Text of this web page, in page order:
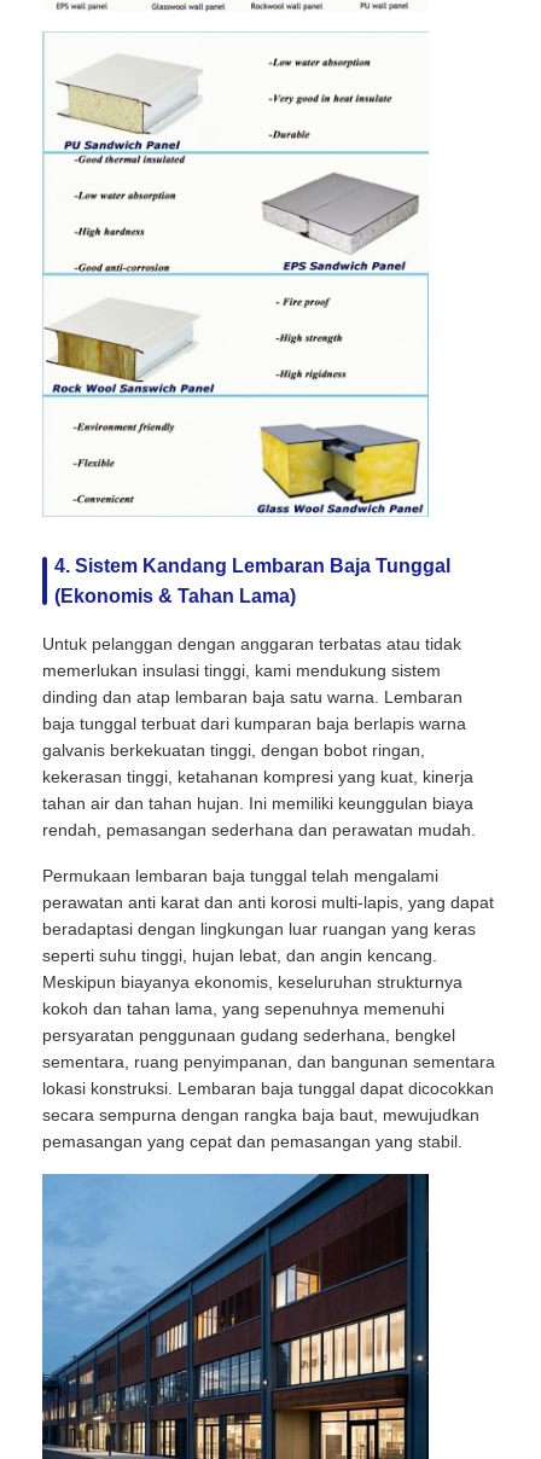
4. Sistem Kandang Lembaran Baja Tunggal
(Ekonomis & Tahan Lama)
Untuk pelanggan dengan anggaran terbatas atau tidak
memerlukan insulasi tinggi, kami mendukung sistem
dinding dan atap lembaran baja satu warna. Lembaran
baja tunggal terbuat dari kumparan baja berlapis warna
galvanis berkekuatan tinggi, dengan bobot ringan,
kekerasan tinggi, ketahanan kompresi yang kuat, kinerja
tahan air dan tahan hujan. Ini memiliki keunggulan biaya
rendah, pemasangan sederhana dan perawatan mudah.
Permukaan lembaran baja tunggal telah mengalami
perawatan anti karat dan anti korosi multi-lapis, yang dapat
beradaptasi dengan lingkungan luar ruangan yang keras
seperti suhu tinggi, hujan lebat, dan angin kencang.
Meskipun biayanya ekonomis, keseluruhan strukturnya
kokoh dan tahan lama, yang sepenuhnya memenuhi
persyaratan penggunaan gudang sederhana, bengkel
sementara, ruang penyimpanan, dan bangunan sementara
lokasi konstruksi. Lembaran baja tunggal dapat dicocokkan
secara sempurna dengan rangka baja baut, mewujudkan
pemasangan yang cepat dan pemasangan yang stabil.